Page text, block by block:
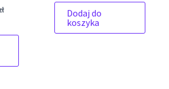
Dodaj do
koszyka